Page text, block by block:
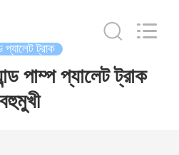
প্যালেট ট্রাক
পাম্প প্যালেট ট্রাক
বহুমুখী